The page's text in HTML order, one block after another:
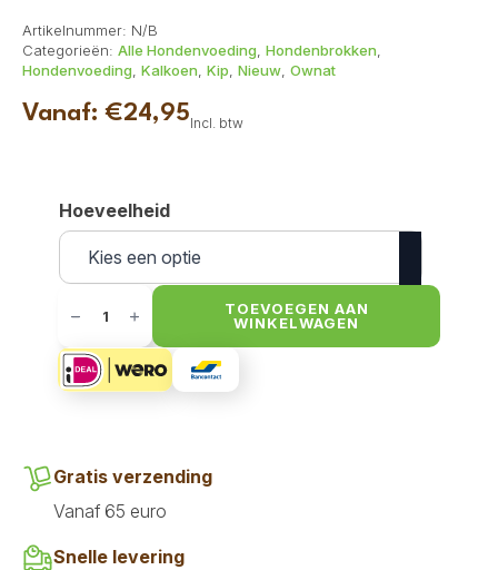
Artikelnummer: N/B
Categorieën: Alle Hondenvoeding Hondenbrokken
Hondenvoeding Kalkoen Kip Nieuw Ownat
Vanaf: €24,95Incl. btw
Hoeveelheid
Adult
Prime
Kip
&
kalkoen
TOEVOEGEN AAN
WINKELWAGEN
Gratis verzending
Vanaf 65 euro
Snelle levering